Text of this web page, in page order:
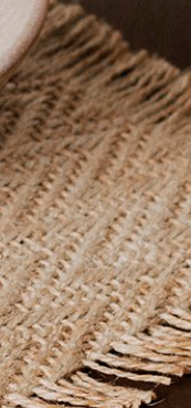
Troca e Devolução